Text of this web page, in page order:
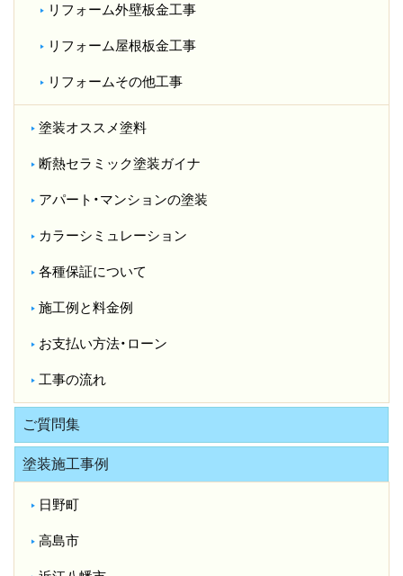
リフォーム外壁板金工事
リフォーム屋根板金工事
リフォームその他工事
塗装オススメ塗料
断熱セラミック塗装ガイナ
アパート・マンションの塗装
カラーシミュレーション
各種保証について
施工例と料金例
お支払い方法・ローン
工事の流れ
ご質問集
塗装施工事例
日野町
高島市